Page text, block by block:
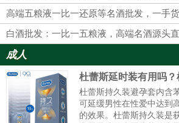
高端五粮液一比一还原等名酒批发，一手货
白酒批发：一比一五粮液，高端名酒源头
成人
杜蕾斯延时装有用吗
怎么样啊
杜蕾斯持久装避孕套内含
可延缓男性在性爱中达到
的效果。杜蕾斯持久装是